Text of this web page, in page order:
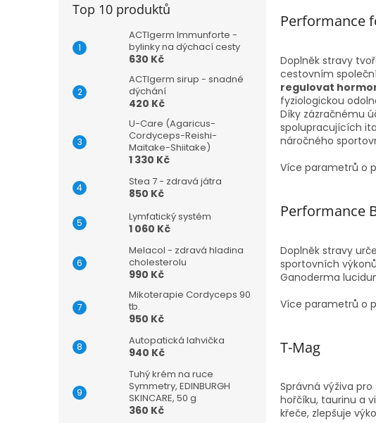
Top 10 produktů
ACTIgerm Immunforte -
bylinky na dýchací cesty
630 Kč
ACTIgerm sirup - snadné
dýchání
420 Kč
U-Care (Agaricus-
Cordyceps-Reishi-
Maitake-Shiitake)
1 330 Kč
Stea 7 - zdravá játra
850 Kč
Lymfatický systém
1 060 Kč
Melacol - zdravá hladina
cholesterolu
990 Kč
Mikoterapie Cordyceps 90
tb.
950 Kč
Autopatická lahvička
940 Kč
Tuhý krém na ruce
Symmetry, EDINBURGH
SKINCARE, 50 g
360 Kč
Performance
Doplněk stravy
cestovním
regulovat
fyziologickou
Díky zázračnému
spolupracujících
náročného
Více parametrů o
Performance
Doplněk stravy
sportovních
Ganoderma
Více parametrů o
T-Mag
Správná výživa
hořčíku, taurinu a
křeče, zlepšuje